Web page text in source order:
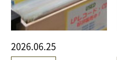
ご利用ガイド
2026.06.25